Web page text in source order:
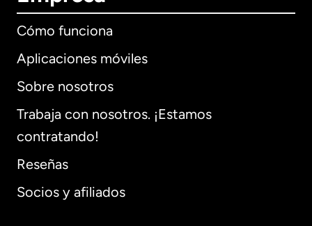
Cómo funciona
Aplicaciones móviles
Sobre nosotros
Trabaja con nosotros. ¡Estamos
contratando!
Reseñas
Socios y afiliados